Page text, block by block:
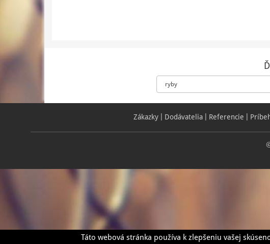
Zákazky Dodávatelia Referencie
Táto webová stránka používa k zlepšeniu vašej